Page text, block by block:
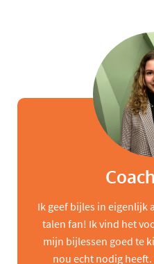
Ik geef bijles in eigenlijk
talen fan! Ik vind het
mijn bijlessen goed te
nou echt nodig